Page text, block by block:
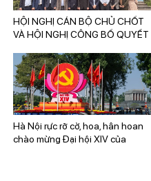
HỘI NGHỊ CÁN BỘ CHỦ CHỐT
VÀ HỘI NGHỊ CÔNG BỐ QUYẾT
KHOA HỌC CÔNG NGHỆ NĂNG
LƯỢNG VÀ MÔI TRƯỜNG
Hà Nội rực rỡ cờ, hoa, hân hoan
chào mừng Đại hội XIV của